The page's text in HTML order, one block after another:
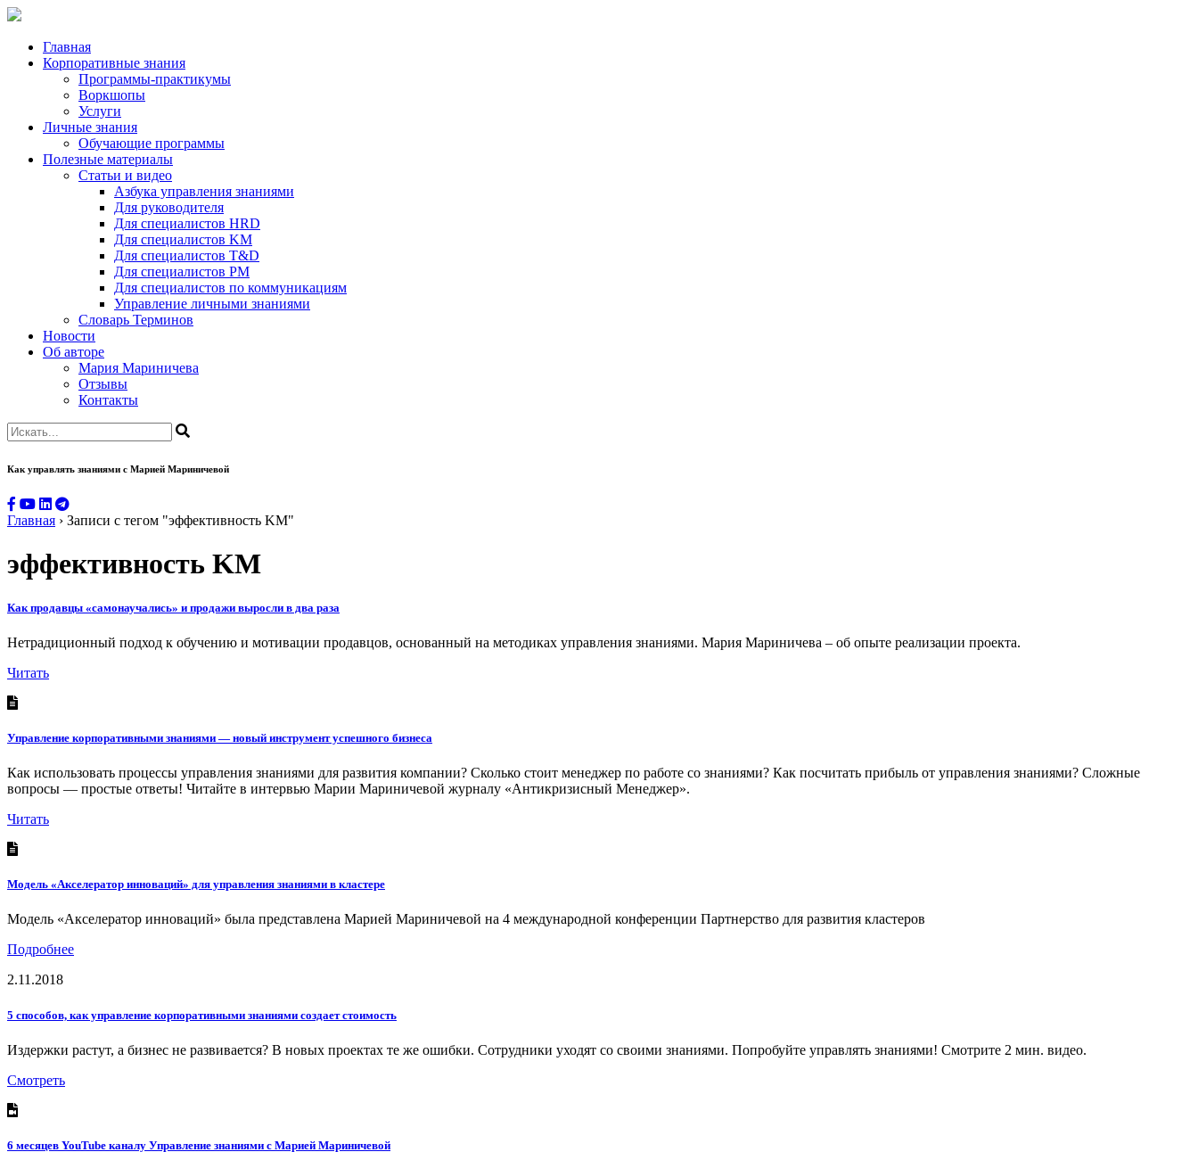
Главная
Корпоративные знания
Программы-практикумы
Воркшопы
Услуги
Личные знания
Обучающие программы
Полезные материалы
Статьи и видео
Азбука управления знаниями
Для руководителя
Для специалистов HRD
Для специалистов KM
Для специалистов T&D
Для специалистов PM
Для специалистов по коммуникациям
Управление личными знаниями
Словарь Терминов
Новости
Об авторе
Мария Мариничева
Отзывы
Контакты
Как управлять знаниями с Марией Мариничевой
Главная › Записи с тегом "эффективность KM"
эффективность KM
Как продавцы «самонаучались» и продажи выросли в два раза
Нетрадиционный подход к обучению и мотивации продавцов, основанный на методиках управления знаниями. Мария Мариничева – об опыте реализации проекта.
Читать
Управление корпоративными знаниями — новый инструмент успешного бизнеса
Как использовать процессы управления знаниями для развития компании? Сколько стоит менеджер по работе со знаниями? Как посчитать прибыль от управления знаниями? Сложные
вопросы — простые ответы! Читайте в интервью Марии Мариничевой журналу «Антикризисный Менеджер».
Читать
Модель «Акселератор инноваций» для управления знаниями в кластере
Модель «Акселератор инноваций» была представлена Марией Мариничевой на 4 международной конференции Партнерство для развития кластеров
Подробнее
2.11.2018
5 способов, как управление корпоративными знаниями создает стоимость
Издержки растут, а бизнес не развивается? В новых проектах те же ошибки. Сотрудники уходят со своими знаниями. Попробуйте управлять знаниями! Смотрите 2 мин. видео.
Смотреть
6 месяцев YouTube каналу Управление знаниями с Марией Мариничевой